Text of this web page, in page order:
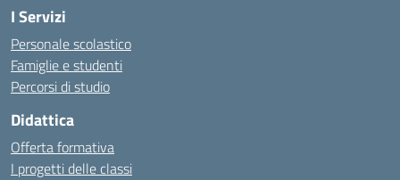
I Servizi
Personale scolastico
Famiglie e studenti
Percorsi di studio
Didattica
Offerta formativa
I progetti delle classi